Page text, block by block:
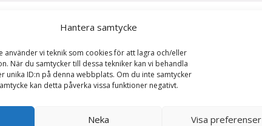
Hantera samtycke
använder vi teknik som cookies för att lagra och/eller
När du samtycker till dessa tekniker kan vi behandla
unika ID:n på denna webbplats. Om du inte samtycker
kan detta påverka vissa funktioner negativt.
Neka Visa preferenser
– 6 x 400 g – Monster”